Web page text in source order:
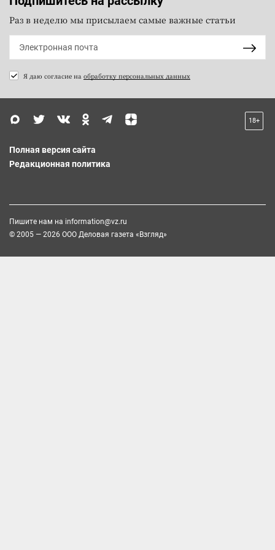
Раз в неделю мы присылаем самые важные статьи
Я даю согласие на обработку персональных данных
18+
Полная версия сайта
Редакционная политика
Пишите нам на information@vz.ru
© 2005 — 2026 ООО Деловая газета «Взгляд»